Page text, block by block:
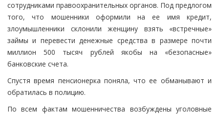
сотрудниками правоохранительных органов. Под предлогом
того, что мошенники оформили на ее имя кредит,
злоумышленники склонили женщину взять «встречные»
займы и перевести денежные средства в размере почти
миллион 500 тысяч рублей якобы на «безопасные»
банковские счета.
Спустя время пенсионерка поняла, что ее обманывают и
обратилась в полицию.
По всем фактам мошенничества возбуждены уголовные